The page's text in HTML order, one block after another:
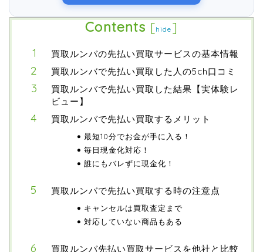
Contents [hide ]
買取ルンバの先払い買取サービスの基本情報
買取ルンバで先払い買取した人の5ch口コミ
買取ルンバで先払い買取した結果【実体験レ
ビュー】
買取ルンバで先払い買取するメリット
最短10分でお金が手に入る！
毎日現金化対応！
誰にもバレずに現金化！
買取ルンバで先払い買取する時の注意点
キャンセルは買取査定まで
対応していない商品もある
買取ルンバ先払い買取サービスを他社と比較